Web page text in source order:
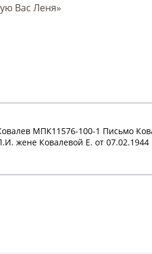
Вас Леня»
МПК11576-100-1 Письмо
жене Ковалевой Е. от 07.02.1944